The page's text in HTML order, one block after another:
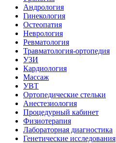
Андрология
Гинекология
Остеопатия
Неврология
Ревматология
Травматология-ортопедия
УЗИ
Кардиология
Массаж
УВТ
Ортопедические стельки
Анестезиология
Процедурный кабинет
Физиотерапия
Лабораторная диагностика
Генетические исследования